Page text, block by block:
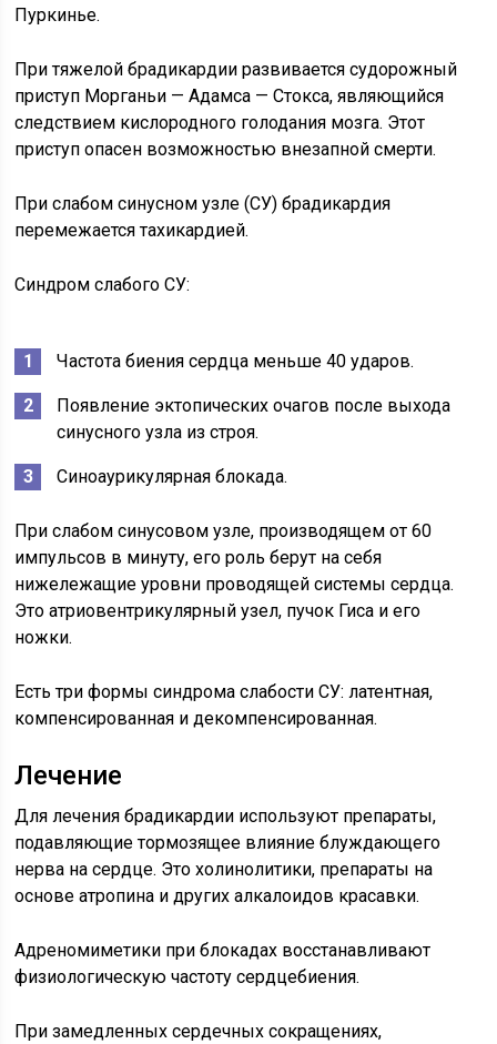
Пуркинье.
При тяжелой брадикардии развивается судорожный
приступ Морганьи — Адамса — Стокса, являющийся
следствием кислородного голодания мозга. Этот
приступ опасен возможностью внезапной смерти.
При слабом синусном узле (СУ) брадикардия
перемежается тахикардией.
Синдром слабого СУ:
Частота биения сердца меньше 40 ударов.
Появление эктопических очагов после выхода
синусного узла из строя.
Синоаурикулярная блокада.
При слабом синусовом узле, производящем от 60
импульсов в минуту, его роль берут на себя
нижележащие уровни проводящей системы сердца.
Это атриовентрикулярный узел, пучок Гиса и его
ножки.
Есть три формы синдрома слабости СУ: латентная,
компенсированная и декомпенсированная.
Лечение
Для лечения брадикардии используют препараты,
подавляющие тормозящее влияние блуждающего
нерва на сердце. Это холинолитики, препараты на
основе атропина и других алкалоидов красавки.
Адреномиметики при блокадах восстанавливают
физиологическую частоту сердцебиения.
При замедленных сердечных сокращениях,